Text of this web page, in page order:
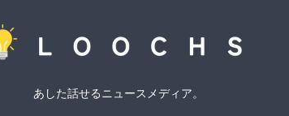
あした話せるニュースメディア。